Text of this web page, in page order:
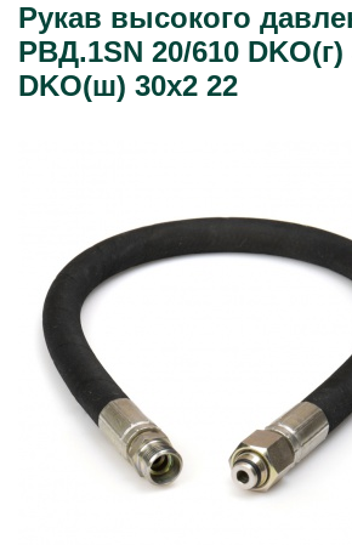
Рукав высокого
РВД.1SN 20/610 DKO(г)
DKO(ш) 30х2 22